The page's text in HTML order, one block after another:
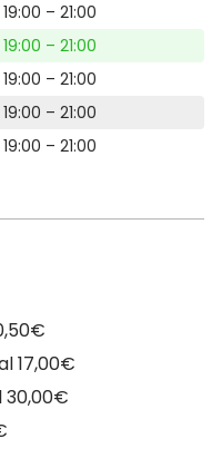
19:00 – 21:00
19:00 – 21:00
19:00 – 21:00
19:00 – 21:00
19:00 – 21:00
17,00€
30,00€